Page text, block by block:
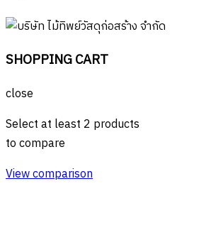
SHOPPING CART
close
Select at least 2 products
to compare
View comparison